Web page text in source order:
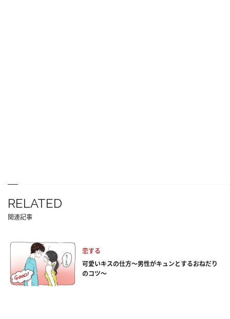
RELATED
関連記事
恋する
可愛いキスの仕方～男性がキュンとするおねだり
のコツ～